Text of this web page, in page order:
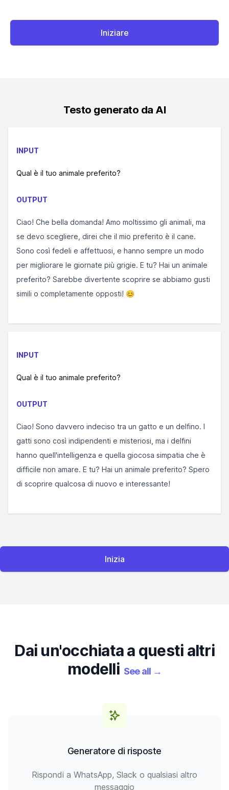
Iniziare
Testo generato da AI
INPUT
Qual è il tuo animale preferito?
OUTPUT
Ciao! Che bella domanda! Amo moltissimo gli animali, ma
se devo scegliere, direi che il mio preferito è il cane.
Sono così fedeli e affettuosi, e hanno sempre un modo
per migliorare le giornate più grigie. E tu? Hai un animale
preferito? Sarebbe divertente scoprire se abbiamo gusti
simili o completamente opposti! 😊
INPUT
Qual è il tuo animale preferito?
OUTPUT
Ciao! Sono davvero indeciso tra un gatto e un delfino. I
gatti sono così indipendenti e misteriosi, ma i delfini
hanno quell'intelligenza e quella giocosa simpatia che è
difficile non amare. E tu? Hai un animale preferito? Spero
di scoprire qualcosa di nuovo e interessante!
Inizia
Dai un'occhiata a questi altri
modelli See all →
Generatore di risposte
Rispondi a WhatsApp, Slack o qualsiasi altro
messaggio